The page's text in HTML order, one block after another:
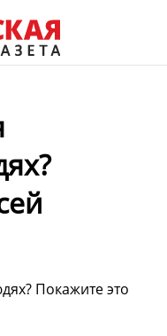
Покажите это